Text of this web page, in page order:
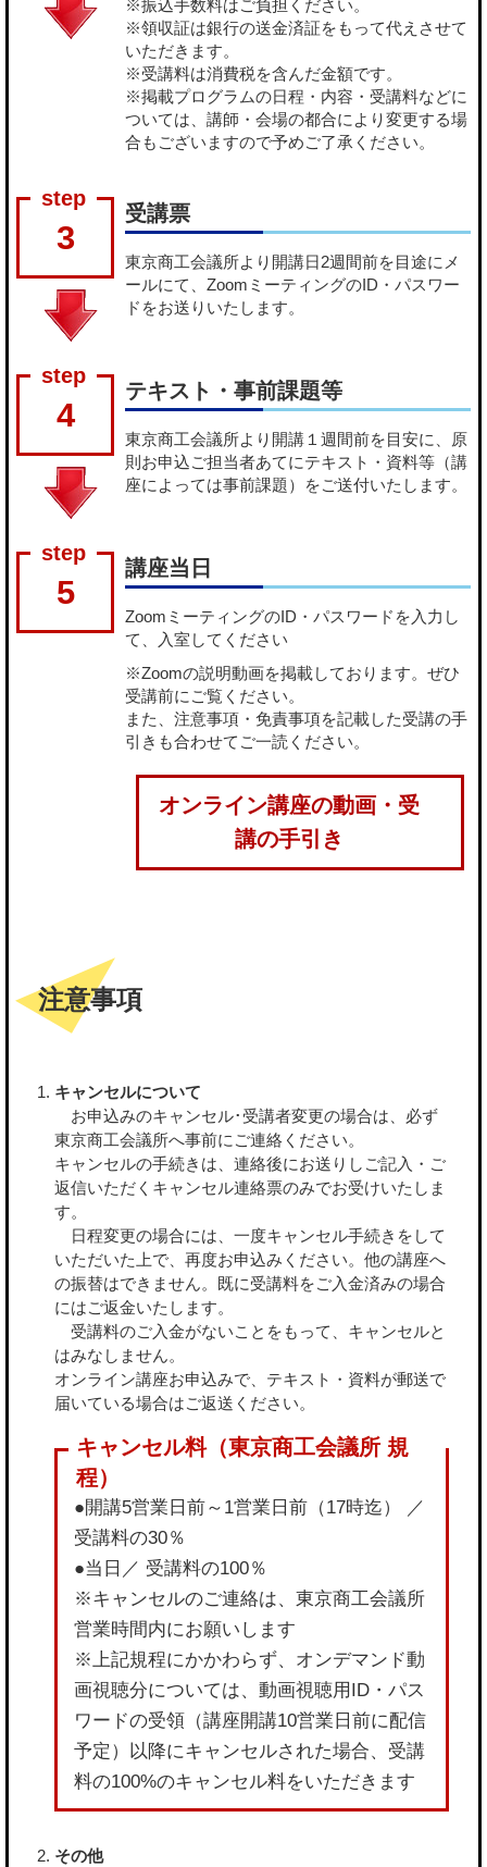
※振込手数料はご負担ください。
※領収証は銀行の送金済証をもって代えさせて
いただきます。
※受講料は消費税を含んだ金額です。
※掲載プログラムの日程・内容・受講料などに
ついては、講師・会場の都合により変更する場
合もございますので予めご了承ください。
3
受講票
東京商工会議所より開講日2週間前を目途にメ
ールにて、ZoomミーティングのID・パスワー
ドをお送りいたします。
4
テキスト・事前課題等
東京商工会議所より開講１週間前を目安に、原
則お申込ご担当者あてにテキスト・資料等（講
座によっては事前課題）をご送付いたします。
5
講座当日
ZoomミーティングのID・パスワードを入力し
て、入室してください
※Zoomの説明動画を掲載しております。ぜひ
受講前にご覧ください。
また、注意事項・免責事項を記載した受講の手
引きも合わせてご一読ください。
オンライン講座の動画・受
講の手引き
注意事項
キャンセルについて
お申込みのキャンセル･受講者変更の場合は、必ず
東京商工会議所へ事前にご連絡ください。
キャンセルの手続きは、連絡後にお送りしご記入・ご
返信いただくキャンセル連絡票のみでお受けいたしま
す。
日程変更の場合には、一度キャンセル手続きをして
いただいた上で、再度お申込みください。他の講座へ
の振替はできません。既に受講料をご入金済みの場合
にはご返金いたします。
受講料のご入金がないことをもって、キャンセルと
はみなしません。
オンライン講座お申込みで、テキスト・資料が郵送で
届いている場合はご返送ください。
●開講5営業日前～1営業日前（17時迄） ／
受講料の30％
●当日／ 受講料の100％
※キャンセルのご連絡は、東京商工会議所
営業時間内にお願いします
※上記規程にかかわらず、オンデマンド動
画視聴分については、動画視聴用ID・パス
ワードの受領（講座開講10営業日前に配信
予定）以降にキャンセルされた場合、受講
料の100%のキャンセル料をいただきます
その他